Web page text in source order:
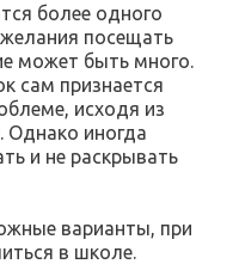
более одного
посещать
может быть много.
сам признается
исходя из
Однако иногда
и не раскрывать
варианты, при
в школе.